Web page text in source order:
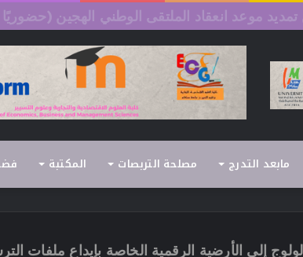
السداسي الثاني (الدورة العادية) 2026/2025
مابعد التدرج مصلحة التربصات المكتبة
إلى الأرضية الرقمية الخاصة بإيداع ملفات